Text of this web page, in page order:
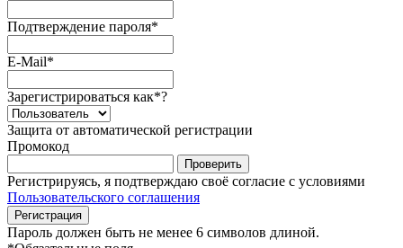
Подтверждение пароля*
E-Mail*
Зарегистрироваться как*?
Защита от автоматической регистрации
Промокод
Регистрируясь, я подтверждаю своё согласие с условиями
Пользовательского соглашения
Пароль должен быть не менее 6 символов длиной.